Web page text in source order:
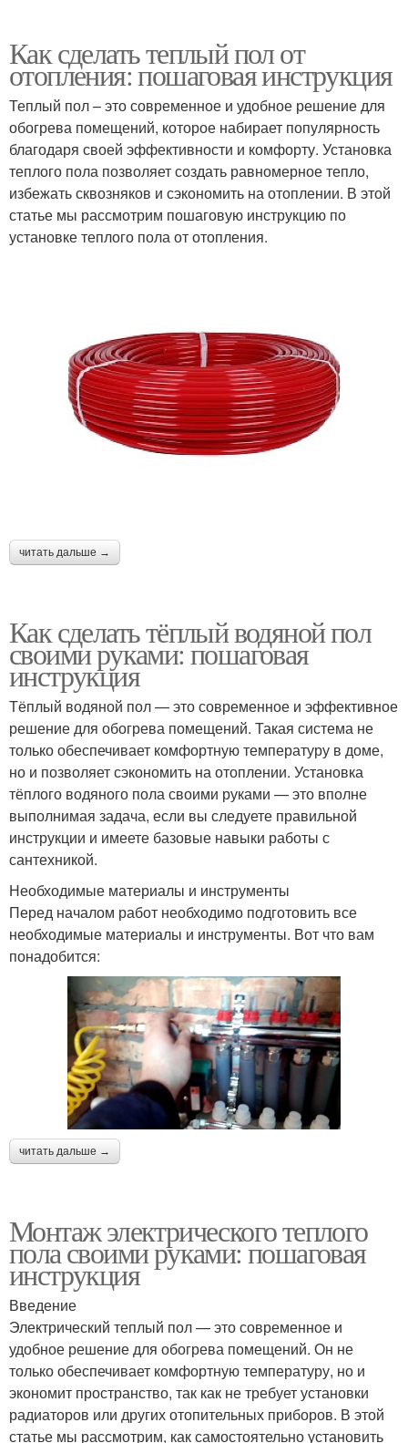
Как сделать теплый пол от
отопления: пошаговая инструкция
Теплый пол – это современное и удобное решение для
обогрева помещений, которое набирает популярность
благодаря своей эффективности и комфорту. Установка
теплого пола позволяет создать равномерное тепло,
избежать сквозняков и сэкономить на отоплении. В этой
статье мы рассмотрим пошаговую инструкцию по
установке теплого пола от отопления.
читать дальше →
Как сделать тёплый водяной пол
своими руками: пошаговая
инструкция
Тёплый водяной пол — это современное и эффективное
решение для обогрева помещений. Такая система не
только обеспечивает комфортную температуру в доме,
но и позволяет сэкономить на отоплении. Установка
тёплого водяного пола своими руками — это вполне
выполнимая задача, если вы следуете правильной
инструкции и имеете базовые навыки работы с
сантехникой.
Необходимые материалы и инструменты
Перед началом работ необходимо подготовить все
необходимые материалы и инструменты. Вот что вам
понадобится:
читать дальше →
Монтаж электрического теплого
пола своими руками: пошаговая
инструкция
Введение
Электрический теплый пол — это современное и
удобное решение для обогрева помещений. Он не
только обеспечивает комфортную температуру, но и
экономит пространство, так как не требует установки
радиаторов или других отопительных приборов. В этой
статье мы рассмотрим, как самостоятельно установить